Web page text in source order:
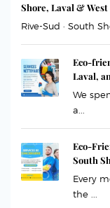
Shore, Laval &
Rive-Sud · South
Eco-
Laval,
We
a...
Eco-
South
Every
the ...